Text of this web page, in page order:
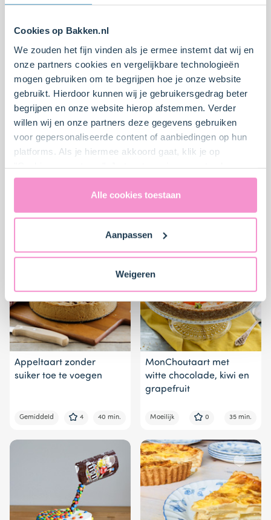
Cookies op Bakken.nl
We zouden het fijn vinden als je ermee instemt dat wij en
onze partners cookies en vergelijkbare technologieën
mogen gebruiken om te begrijpen hoe je onze website
gebruikt. Hierdoor kunnen wij je gebruikersgedrag beter
begrijpen en onze website hierop afstemmen. Verder
willen wij en onze partners deze gegevens gebruiken
voor gepersonaliseerde content of aanbiedingen op hun
platforms. Als je hiermee akkoord gaat, klik je op
uitdrukkelijk een eventuele gegevensoverdracht naar de
Verenigde Staten in de zin van artikel 49 AVG. Raadpleeg
ons
naar technology providers en partners in de Verenigde
Staten. Je kunt op elk moment van gedachten
Alle cookies toestaan
Aanpassen
Weigeren
Mini taartjes met
chocolade en aardbei
Citroen paasei
Appeltaart zonder
suiker toe te voegen
Gemiddeld 4 40 min.
MonChoutaart met
witte chocolade, kiwi en
grapefruit
Moeilijk 0 35 min.